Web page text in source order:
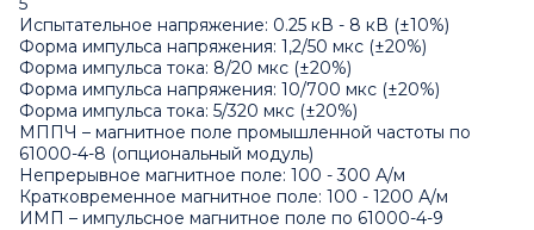
Испытательное напряжение: 0.25 кВ - 8 кВ (±10%)
Форма импульса напряжения: 1,2/50 мкс (±20%)
Форма импульса тока: 8/20 мкс (±20%)
Форма импульса напряжения: 10/700 мкс (±20%)
Форма импульса тока: 5/320 мкс (±20%)
МППЧ – магнитное поле промышленной частоты по
61000-4-8 (опциональный модуль)
Непрерывное магнитное поле: 100 - 300 А/м
Кратковременное магнитное поле: 100 - 1200 А/м
ИМП – импульсное магнитное поле по 61000-4-9